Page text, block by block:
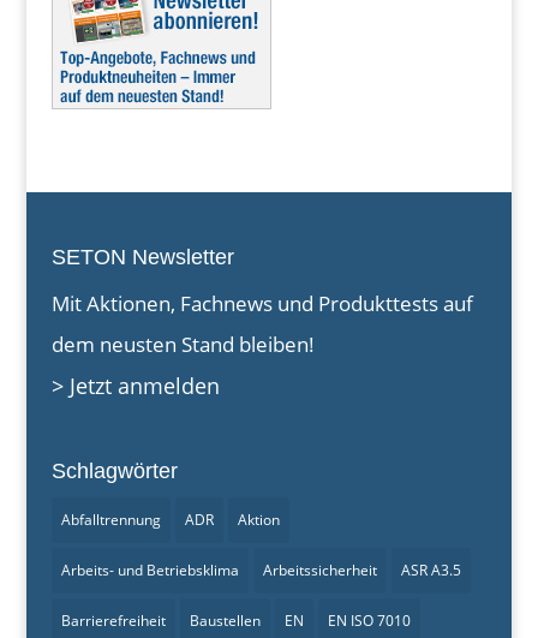
SETON Newsletter
Mit Aktionen, Fachnews und Produkttests auf
dem neusten Stand bleiben!
> Jetzt anmelden
Schlagwörter
Abfalltrennung ADR Aktion
Arbeits- und Betriebsklima Arbeitssicherheit ASR A3.5
Barrierefreiheit Baustellen EN EN ISO 7010